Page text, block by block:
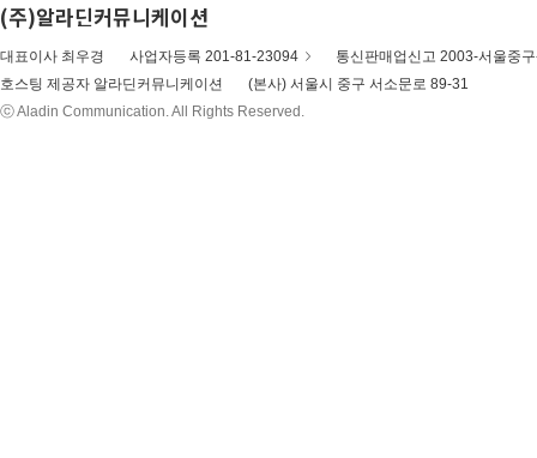
(주)알라딘커뮤니케이션
대표이사 최우경 사업자등록 201-81-23094
통신판매업신고 2003-서울중
호스팅 제공자 알라딘커뮤니케이션
(본사) 서울시 중구 서소문로 89-31
ⓒ Aladin Communication. All Rights Reserved.